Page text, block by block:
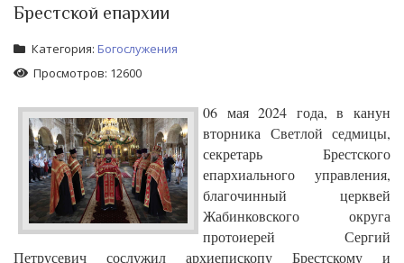
Брестской епархии
Категория: Богослужения
Просмотров: 12600
06 мая 2024 года, в канун
вторника Светлой седмицы,
секретарь Брестского
епархиального управления,
благочинный церквей
Жабинковского округа
протоиерей Сергий
Петрусевич сослужил архиепископу Брестскому и